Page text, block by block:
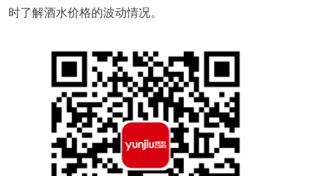
时了解酒水价格的波动情况。